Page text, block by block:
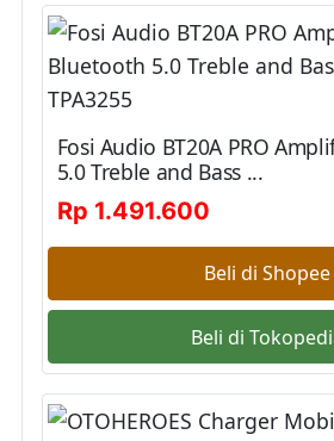
Fosi Audio BT20A PRO
5.0 Treble and Bass ...
Rp 1.491.600
Beli di Shopee
Beli di